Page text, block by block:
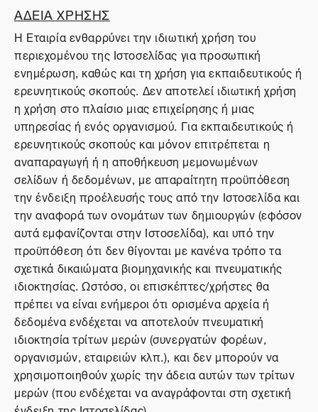
ΑΔΕΙΑ ΧΡΗΣΗΣ
Η Εταιρία ενθαρρύνει την ιδιωτική χρήση του
περιεχομένου της Ιστοσελίδας για προσωπική
ενημέρωση, καθώς και τη χρήση για εκπαιδευτικούς ή
ερευνητικούς σκοπούς. Δεν αποτελεί ιδιωτική χρήση
η χρήση στο πλαίσιο μιας επιχείρησης ή μιας
υπηρεσίας ή ενός οργανισμού. Για εκπαιδευτικούς ή
ερευνητικούς σκοπούς και μόνον επιτρέπεται η
αναπαραγωγή ή η αποθήκευση μεμονωμένων
σελίδων ή δεδομένων, με απαραίτητη προϋπόθεση
την ένδειξη προέλευσής τους από την Ιστοσελίδα και
την αναφορά των ονομάτων των δημιουργών (εφόσον
αυτά εμφανίζονται στην Ιστοσελίδα), και υπό την
προϋπόθεση ότι δεν θίγονται με κανένα τρόπο τα
σχετικά δικαιώματα βιομηχανικής και πνευματικής
ιδιοκτησίας. Ωστόσο, οι επισκέπτες/χρήστες θα
πρέπει να είναι ενήμεροι ότι ορισμένα αρχεία ή
δεδομένα ενδέχεται να αποτελούν πνευματική
ιδιοκτησία τρίτων μερών (συνεργατών φορέων,
οργανισμών, εταιρειών κλπ.), και δεν μπορούν να
χρησιμοποιηθούν χωρίς την άδεια αυτών των τρίτων
μερών (που ενδέχεται να αναγράφονται στη σχετική